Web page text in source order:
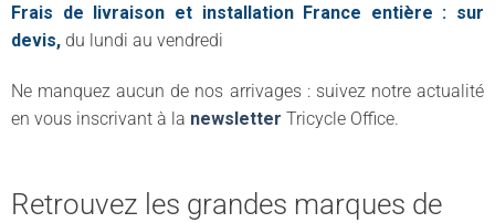
Frais de livraison et installation France entière : sur
devis, du lundi au vendredi
Ne manquez aucun de nos arrivages : suivez notre actualité
en vous inscrivant à la newsletter Tricycle Office.
Retrouvez les grandes marques de